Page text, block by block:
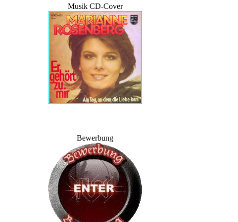
Musik CD-Cover
Bewerbung